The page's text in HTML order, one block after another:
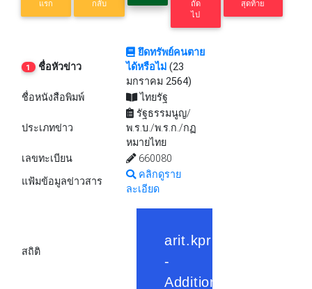
แรก
กลับ
ถัด
ไป
สุดท้าย
1 ชื่อหัวข่าว
ยึดทรัพย์คนตาย
ได้หรือไม่ (23
มกราคม 2564)
ชื่อหนังสือพิมพ์
ไทยรัฐ
ประเภทข่าว
รัฐธรรมนูญ/
พ.ร.บ./พ.ร.ก./กฏ
หมายไทย
เลขทะเบียน
660080
แฟ้มข้อมูลข่าวสาร
คลิกดูราย
ละเอียด
สถิติ